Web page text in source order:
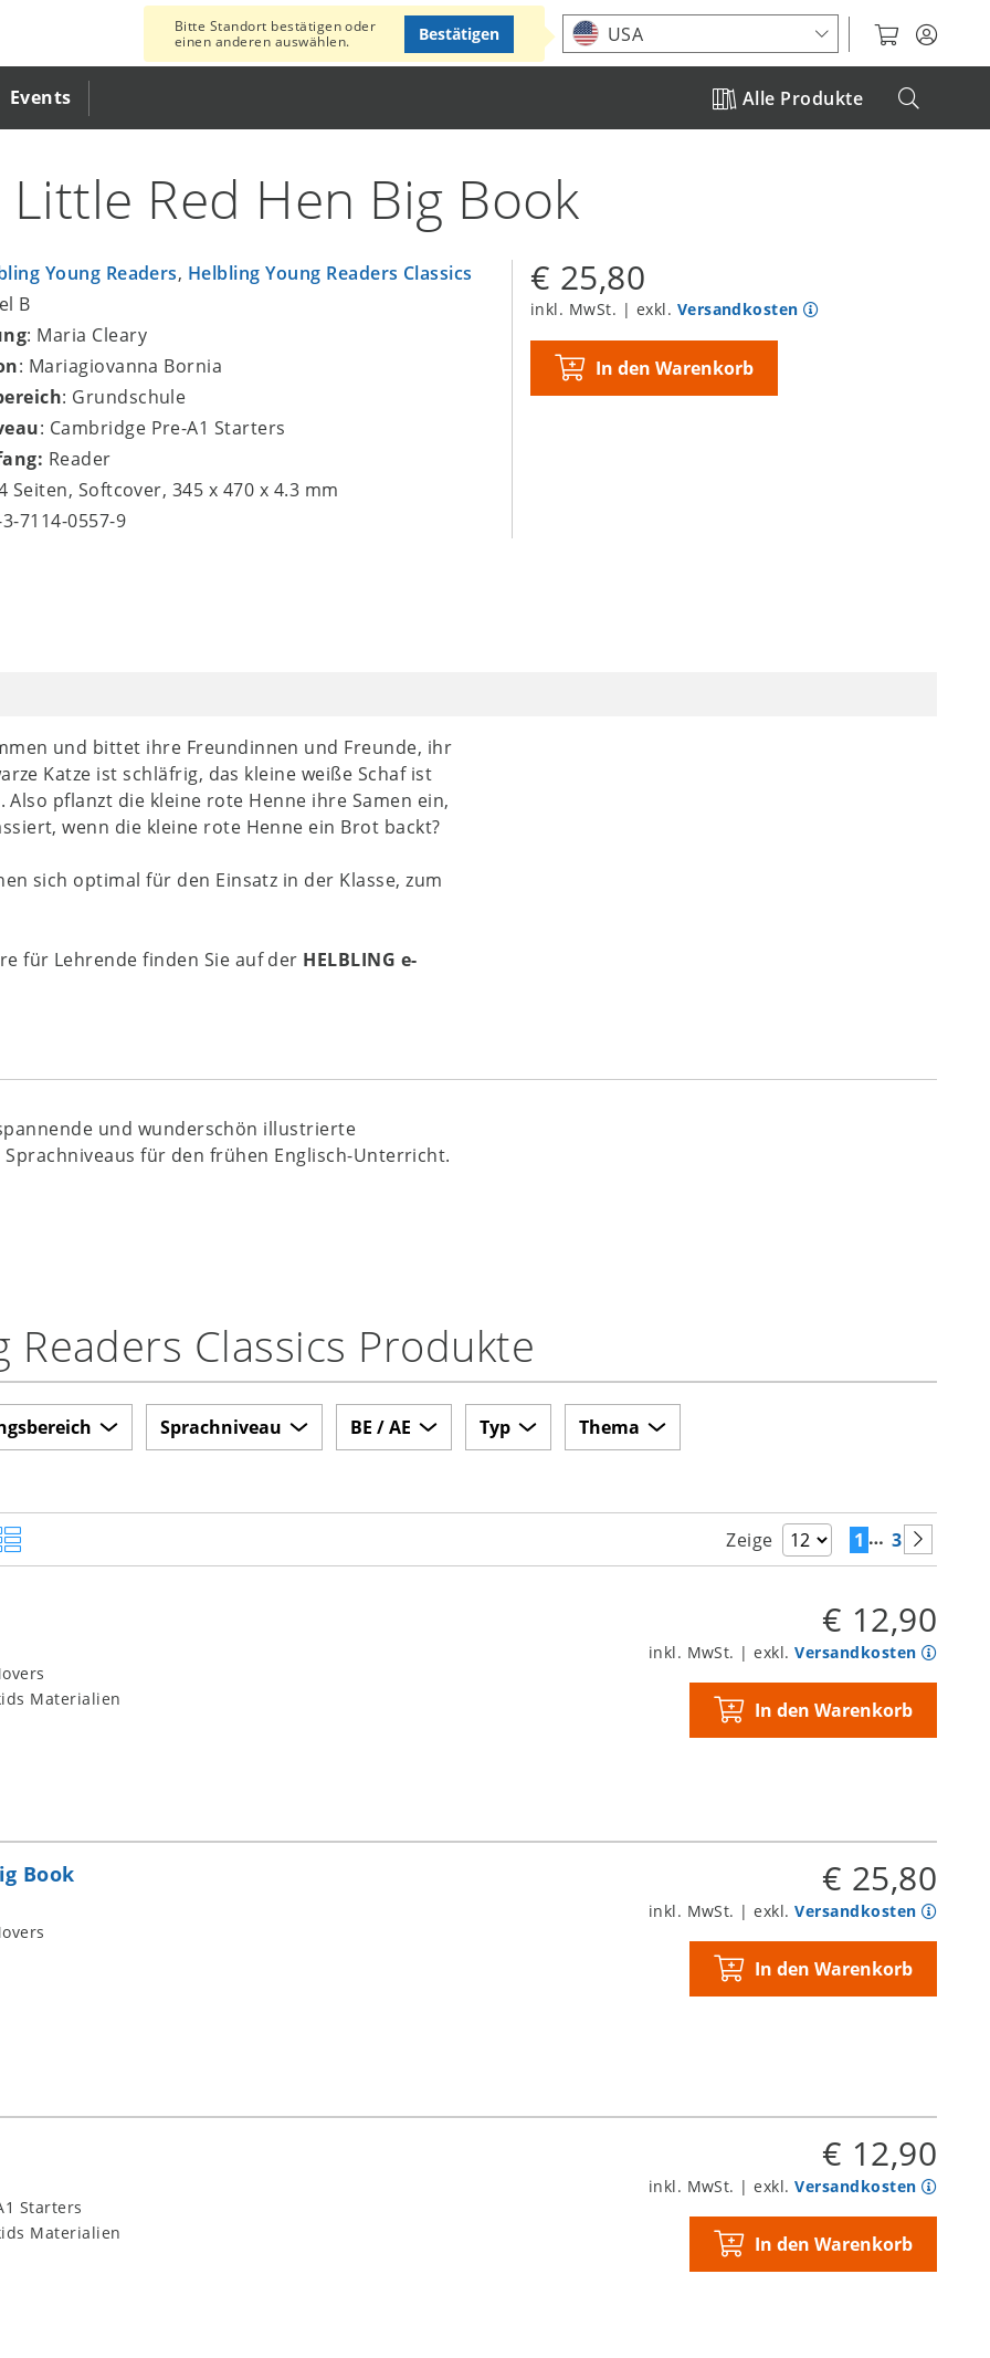
Standort auswählen
Events Alle Produkte
Bitte Standort bestätigen oder
einen anderen auswählen.
USA
Bestätigen
Little Red Hen Big Book
Young Readers, Helbling Young Readers Classics
B
: Maria Cleary
: Mariagiovanna Bornia
: Grundschule
: Cambridge Pre-A1 Starters
Reader
Seiten, Softcover, 345 x 470 x 4.3 mm
7114-0557-9
€ 25,80
inkl. MwSt. | exkl. Versandkosten
In den Warenkorb
und bittet ihre Freundinnen und Freunde, ihr
Katze ist schläfrig, das kleine weiße Schaf ist
pflanzt die kleine rote Henne ihre Samen ein,
wenn die kleine rote Henne ein Brot backt?
sich optimal für den Einsatz in der Klasse, zum
für Lehrende finden Sie auf der HELBLING e-
und wunderschön illustrierte
für den frühen Englisch-Unterricht.
Classics Produkte
Sprachniveau BE / AE Typ Thema
Zeige 1 … 3
Materialien
€ 12,90
inkl. MwSt. | exkl.Versandkosten
In den Warenkorb
Book € 25,80
inkl. MwSt. | exkl.Versandkosten
In den Warenkorb
Starters
Materialien
€ 12,90
inkl. MwSt. | exkl.Versandkosten
In den Warenkorb